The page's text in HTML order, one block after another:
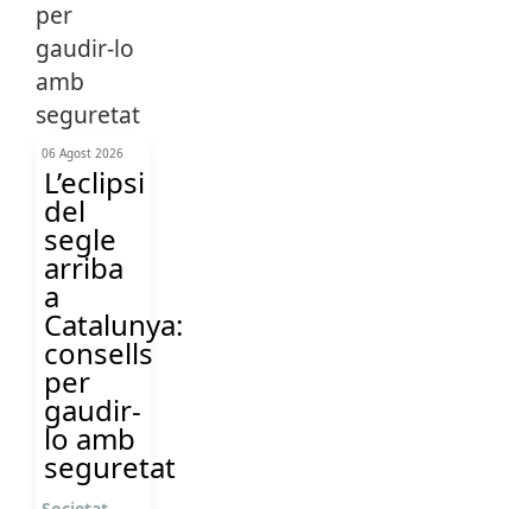
06 Agost 2026
L’eclipsi
del
segle
arriba
a
Catalunya:
consells
per
gaudir-
lo amb
seguretat